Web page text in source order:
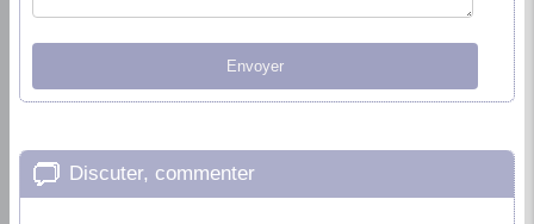
Discuter, commenter